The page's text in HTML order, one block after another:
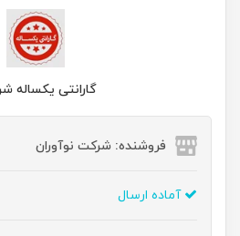
گارانتی یکساله
فروشنده: شرکت نوآوران
آماده ارسال